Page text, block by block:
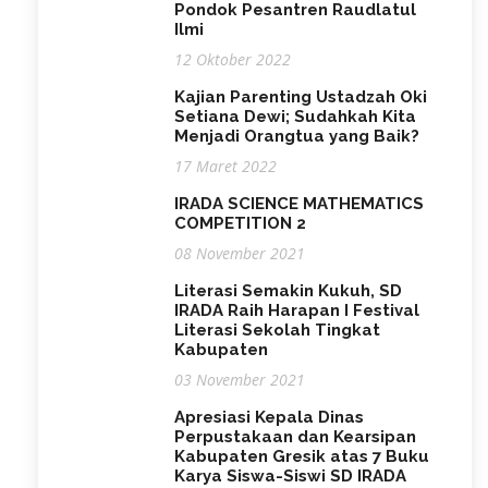
Pondok Pesantren Raudlatul
Ilmi
12 Oktober 2022
Kajian Parenting Ustadzah Oki
Setiana Dewi; Sudahkah Kita
Menjadi Orangtua yang Baik?
17 Maret 2022
IRADA SCIENCE MATHEMATICS
COMPETITION 2
08 November 2021
Literasi Semakin Kukuh, SD
IRADA Raih Harapan I Festival
Literasi Sekolah Tingkat
Kabupaten
03 November 2021
Apresiasi Kepala Dinas
Perpustakaan dan Kearsipan
Kabupaten Gresik atas 7 Buku
Karya Siswa-Siswi SD IRADA